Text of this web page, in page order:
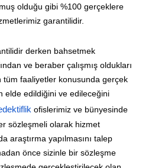
olduğu gibi %100 gerçeklere
garantilidir.
derken bahsetmek
ve beraber çalışmış oldukları
tüm faaliyetler konusunda gerçek
elde edildiğini ve edileceğini
ofislerimiz ve bünyesinde
sözleşmeli olarak hizmet
araştırma yapılmasını talep
önce sizinle bir sözleşme